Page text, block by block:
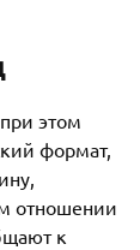
этом
формат,
отношении
к